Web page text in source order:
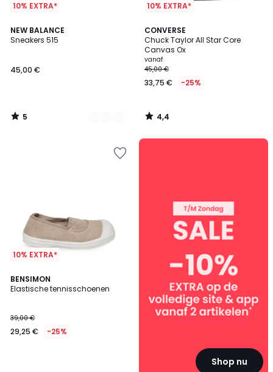
10% EXTRA*
NEW BALANCE
Sneakers 515
45,00 €
5
/
2
Kleuren
5
/
10% EXTRA*
CONVERSE
Chuck Taylor All Star Core
Canvas Ox
vanaf
45,00 €
33,75 € -25%
4,4
/ 5
4,4
/
10% EXTRA*
BENSIMON
Elastische tennisschoenen
39,00 €
29,25 € -25%
Shop nu
SALE
artikelen*